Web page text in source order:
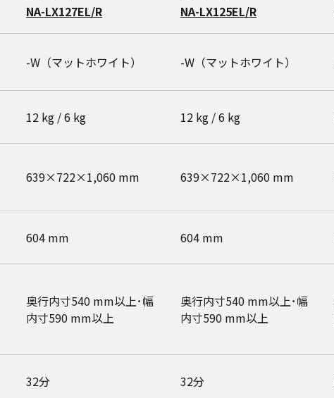
NA-LX127EL/R NA-LX125EL/R
-W（マットホワイト） -W（マットホワイト）
12 kg / 6 kg 12 kg / 6 kg
639×722×1,060 mm 639×722×1,060 mm
604 mm 604 mm
奥行内寸540 mm以上･幅
内寸590 mm以上
奥行内寸540 mm以上･幅
内寸590 mm以上
32分 32分